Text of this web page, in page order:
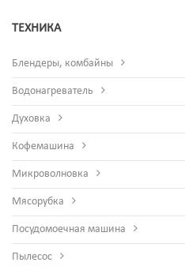
ТЕХНИКА
Блендеры, комбайны
Водонагреватель
Духовка
Кофемашина
Микроволновка
Мясорубка
Посудомоечная машина
Пылесос